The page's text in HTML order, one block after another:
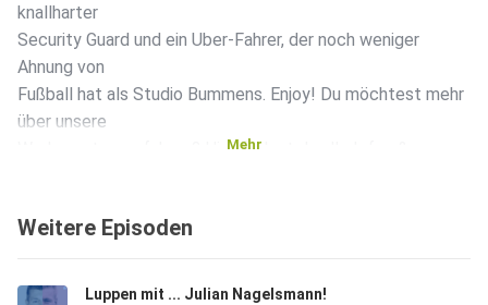
knallharter
Security Guard und ein Uber-Fahrer, der noch weniger
Ahnung von
Fußball hat als Studio Bummens. Enjoy! Du möchtest mehr
über unsere
Werbepartner erfahren? Hier findest du alle Infos &
Mehr
Weitere Episoden
Luppen mit ... Julian Nagelsmann!